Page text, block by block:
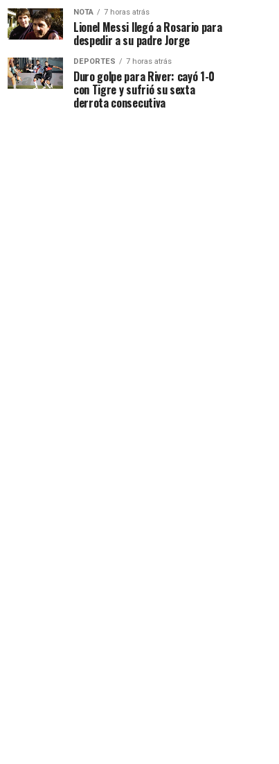
NOTA 7 horas atrás
Lionel Messi llegó a Rosario para
despedir a su padre Jorge
DEPORTES 7 horas atrás
Duro golpe para River: cayó 1-0
con Tigre y sufrió su sexta
derrota consecutiva